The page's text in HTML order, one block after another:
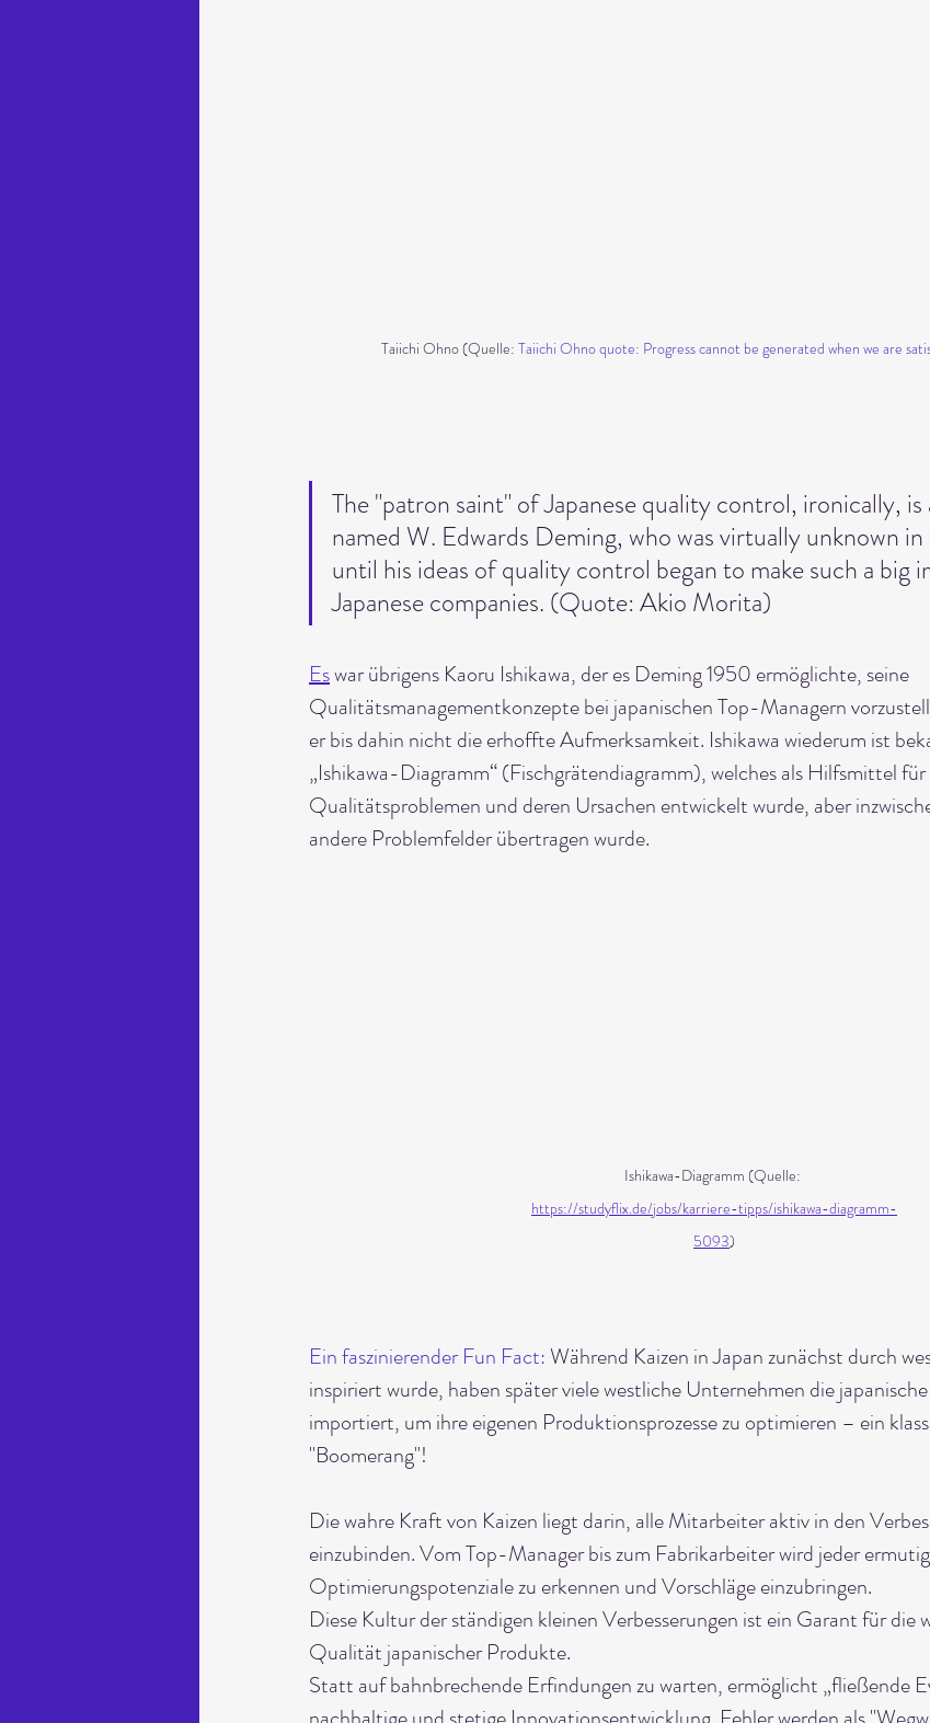
Taiichi Ohno (Quelle: Taiichi Ohno quote: Progress cannot be generated when we are
The "patron saint" of Japanese quality control, ironically,
named W. Edwards Deming, who was virtually unknown
until his ideas of quality control began to make such a big
Japanese companies. (Quote: Akio Morita)
Es war übrigens Kaoru Ishikawa, der es Deming 1950 ermöglichte, seine
Qualitätsmanagementkonzepte bei japanischen Top-Managern
er bis dahin nicht die erhoffte Aufmerksamkeit. Ishikawa wiederum ist
„Ishikawa-Diagramm“ (Fischgrätendiagramm), welches als Hilfsmittel
Qualitätsproblemen und deren Ursachen entwickelt wurde, aber
andere Problemfelder übertragen wurde.
Ishikawa-Diagramm (Quelle:
https://studyflix.de/jobs/karriere-tipps/ishikawa-diagramm-
5093)
Ein faszinierender Fun Fact: Während Kaizen in Japan zunächst durch
inspiriert wurde, haben später viele westliche Unternehmen die
importiert, um ihre eigenen Produktionsprozesse zu optimieren – ein
"Boomerang"!
Die wahre Kraft von Kaizen liegt darin, alle Mitarbeiter aktiv in den
einzubinden. Vom Top-Manager bis zum Fabrikarbeiter wird jeder
Optimierungspotenziale zu erkennen und Vorschläge einzubringen.
Diese Kultur der ständigen kleinen Verbesserungen ist ein Garant für die
Qualität japanischer Produkte.
Statt auf bahnbrechende Erfindungen zu warten, ermöglicht „fließende